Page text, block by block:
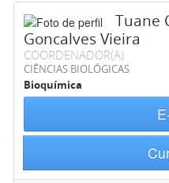
Tuane
Goncalves Vieira
COORDENADOR(A)
CIÊNCIAS BIOLÓGICAS
Bioquímica